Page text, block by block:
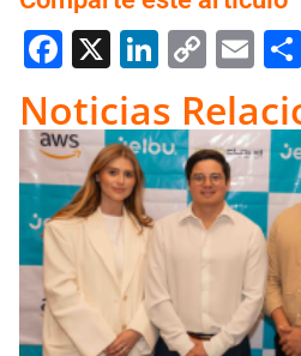
Facebook
X LinkedIn
Copy
Link
Noticias